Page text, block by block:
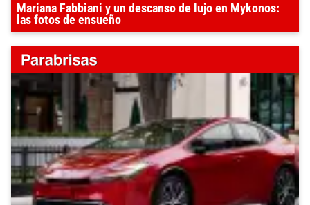
Mariana Fabbiani y un descanso de lujo en Mykonos:
las fotos de ensueño